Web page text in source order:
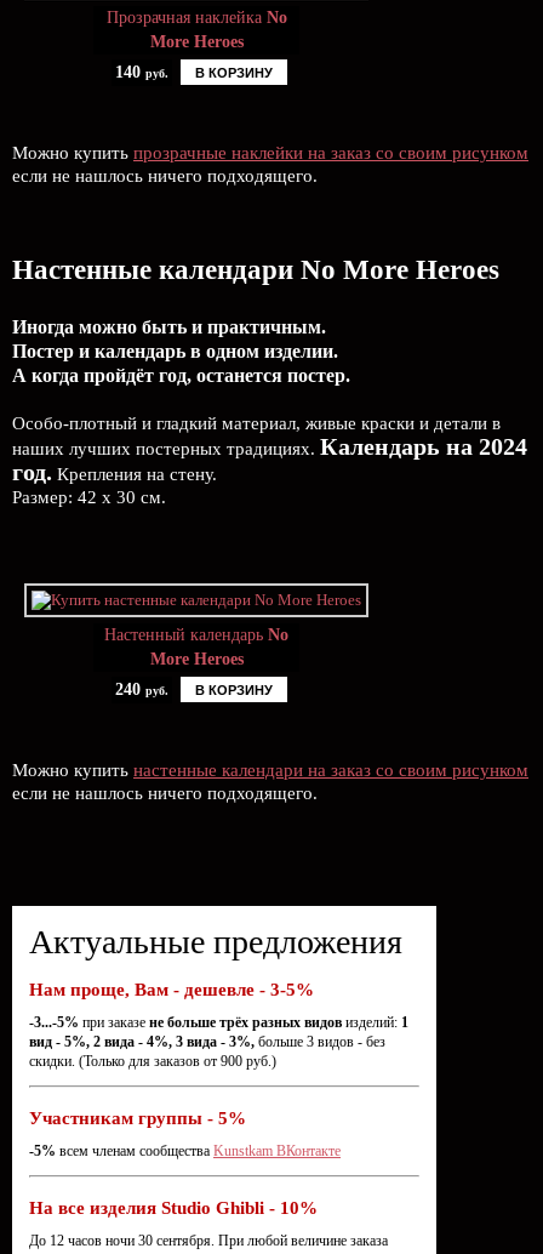
Прозрачная наклейка No
More Heroes
140 руб. В КОРЗИНУ
Можно купить прозрачные наклейки на заказ со своим рисунком
если не нашлось ничего подходящего.
Настенные календари No More Heroes
Иногда можно быть и практичным.
Постер и календарь в одном изделии.
А когда пройдёт год, останется постер.
Особо-плотный и гладкий материал, живые краски и детали в
наших лучших постерных традициях. Календарь на 2024
год. Крепления на стену.
Размер: 42 х 30 см.
Настенный календарь No
More Heroes
240 руб. В КОРЗИНУ
Можно купить настенные календари на заказ со своим рисунком
если не нашлось ничего подходящего.
Актуальные предложения
Нам проще, Вам - дешевле - 3-5%
-3...-5% при заказе не больше трёх разных видов изделий: 1
вид - 5%, 2 вида - 4%, 3 вида - 3%, больше 3 видов - без
скидки. (Только для заказов от 900 руб.)
Участникам группы - 5%
-5% всем членам сообщества Kunstkam ВКонтакте
На все изделия Studio Ghibli - 10%
До 12 часов ночи 30 сентября. При любой величине заказа